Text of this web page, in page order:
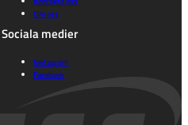
Om oss
Sociala medier
Instagram
Facebook